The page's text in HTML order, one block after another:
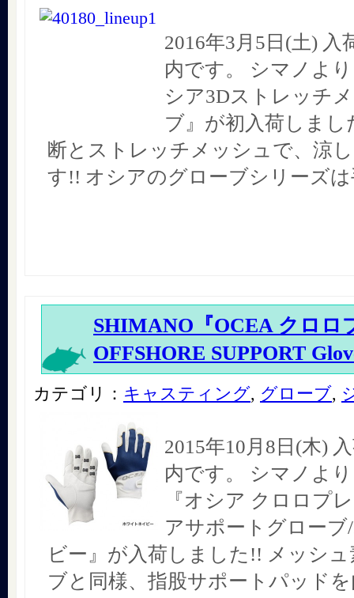
2016年3月5日(土) 入
内です。 シマノよ
シア3Dストレッチ
ブ』が初入荷しまし
断とストレッチメッシュで、涼
す!! オシアのグローブシリーズ
SHIMANO『OCEA クロロ
OFFSHORE SUPPORT
カテゴリ： キャスティング, グローブ,
2015年10月8日(木)
内です。 シマノよ
『オシア クロロプ
アサポートグロー
ビー』が入荷しました!! メッシ
ブと同様、指股サポートパッド